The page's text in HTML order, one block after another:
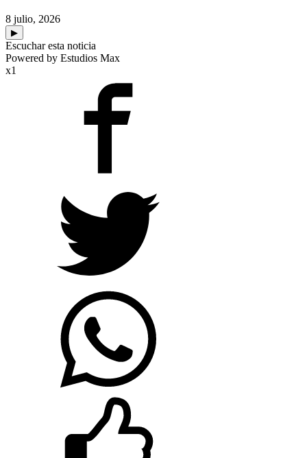
8 julio, 2026
▶
Escuchar esta noticia
Powered by Estudios Max
x1